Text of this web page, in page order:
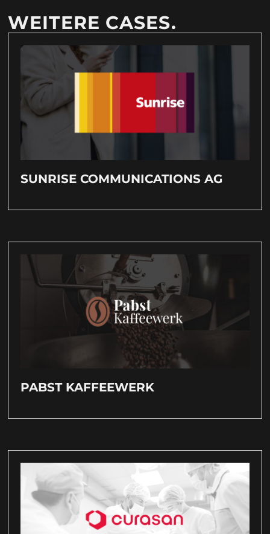
WEITERE CASES.
SUNRISE COMMUNICATIONS AG
PABST KAFFEEWERK